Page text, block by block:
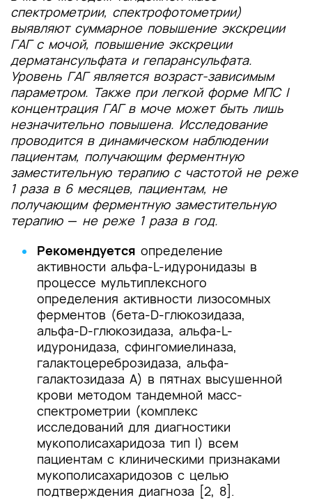
спектрометрии, спектрофотометрии)
выявляют суммарное повышение экскреции
ГАГ с мочой, повышение экскреции
дерматансульфата и гепарансульфата.
Уровень ГАГ является возраст-зависимым
параметром. Также при легкой форме МПС I
концентрация ГАГ в моче может быть лишь
незначительно повышена. Исследование
проводится в динамическом наблюдении
пациентам, получающим ферментную
заместительную терапию с частотой не реже
1 раза в 6 месяцев, пациентам, не
получающим ферментную заместительную
терапию — не реже 1 раза в год.
Рекомендуется определение
активности альфа-L-идуронидазы в
процессе мультиплексного
определения активности лизосомных
ферментов (бета-D-глюкозидаза,
альфа-D-глюкозидаза, альфа-L-
идуронидаза, сфингомиелиназа,
галактоцереброзидаза, альфа-
галактозидаза А) в пятнах высушенной
крови методом тандемной масс-
спектрометрии (комплекс
исследований для диагностики
мукополисахаридоза тип I) всем
пациентам с клиническими признаками
мукополисахаридозов с целью
подтверждения диагноза [2, 8].